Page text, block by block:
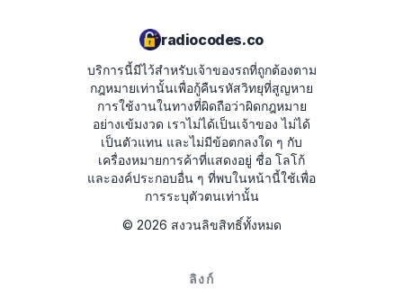
(เช่น L0055)
จด 8 ตัวเลขโดยไม่รวมตัวอักษร U และ L - นี่คือ
หมายเลขซีเรียลของวิทยุของคุณ เพื่อรับรหัส ให้
ใส่ในแบบฟอร์มด้านบน
Honda Accord 2003 - 2007
หมุนกุญแจไปที่ตำแหน่ง ACC (I)
เปิดวิทยุและตรวจสอบว่ามีข้อความ "CODE"
ฟิวส์ออก 1 นาที แล้วกลับไปที่ขั้นตอนที่ 1
radiocodes.co
บริการนี้มีไว้สำหรับเจ้าของรถที่ถูกต้องตาม
กฎหมายเท่านั้นเพื่อกู้คืนรหัสวิทยุที่สูญหาย
การใช้งานในทางที่ผิดถือว่าผิดกฎหมาย
อย่างเข้มงวด เราไม่ได้เป็นเจ้าของ ไม่ได้
เป็นตัวแทน และไม่มีข้อตกลงใด ๆ กับ
เครื่องหมายการค้าที่แสดงอยู่ ชื่อ โลโก้
และองค์ประกอบอื่น ๆ ที่พบในหน้านี้ใช้เพื่อ
การระบุตัวตนเท่านั้น
© 2026 สงวนลิขสิทธิ์ทั้งหมด
ลิงก์